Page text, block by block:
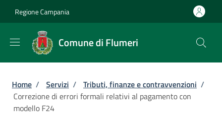
Regione Campania
Comune di Flumeri
Briciole di pane
Home / Servizi / Tributi, finanze e contravvenzioni /
Correzione di errori formali relativi al pagamento con
modello F24